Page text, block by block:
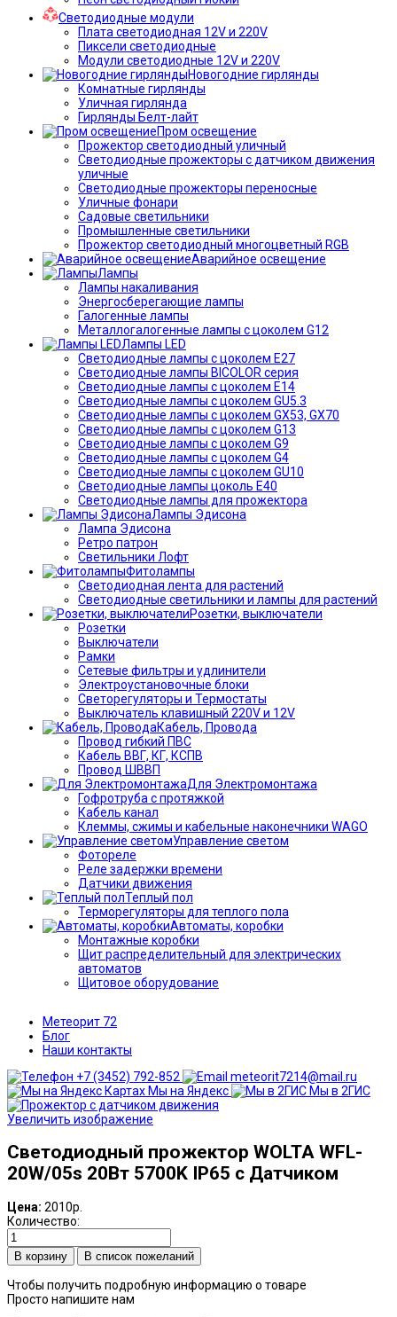
Светодиодные модули
Плата светодиодная 12V и 220V
Пиксели светодиодные
Модули светодиодные 12V и 220V
Новогодние гирлянды
Комнатные гирлянды
Уличная гирлянда
Гирлянды Белт-лайт
Пром освещение
Прожектор светодиодный уличный
Светодиодные прожекторы с датчиком движения
уличные
Светодиодные прожекторы переносные
Уличные фонари
Садовые светильники
Промышленные светильники
Прожектор светодиодный многоцветный RGB
Аварийное освещение
Лампы
Лампы накаливания
Энергосберегающие лампы
Галогенные лампы
Металлогалогенные лампы с цоколем G12
Лампы LED
Светодиодные лампы с цоколем E27
Светодиодные лампы BICOLOR серия
Светодиодные лампы с цоколем E14
Светодиодные лампы с цоколем GU5.3
Светодиодные лампы с цоколем GX53, GX70
Светодиодные лампы с цоколем G13
Светодиодные лампы с цоколем G9
Светодиодные лампы с цоколем G4
Светодиодные лампы с цоколем GU10
Светодиодные лампы цоколь Е40
Светодиодные лампы для прожектора
Лампы Эдисона
Лампа Эдисона
Ретро патрон
Светильники Лофт
Фитолампы
Светодиодная лента для растений
Светодиодные светильники и лампы для растений
Розетки, выключатели
Розетки
Выключатели
Рамки
Сетевые фильтры и удлинители
Электроустановочные блоки
Светорегуляторы и Термостаты
Выключатель клавишный 220V и 12V
Кабель, Провода
Провод гибкий ПВС
Кабель ВВГ, КГ, КСПВ
Провод ШВВП
Для Электромонтажа
Гофротруба с протяжкой
Кабель канал
Клеммы, сжимы и кабельные наконечники WAGO
Управление светом
Фотореле
Реле задержки времени
Датчики движения
Теплый пол
Терморегуляторы для теплого пола
Автоматы, коробки
Монтажные коробки
Щит распределительный для электрических
автоматов
Щитовое оборудование
Метеорит 72
Блог
Наши контакты
+7 (3452) 792-852
meteorit7214@mail.ru
Мы на Яндекс
Мы в 2ГИС
Увеличить изображение
Светодиодный прожектор WOLTA WFL-
20W/05s 20Вт 5700K IP65 с Датчиком
Цена: 2010р.
Количество:
В список пожеланий
Чтобы получить подробную информацию о товаре
Просто напишите нам